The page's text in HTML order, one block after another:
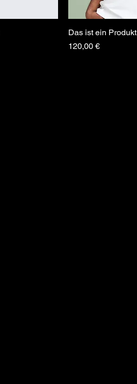
Das ist ein Produkt
Preis
120,00 €